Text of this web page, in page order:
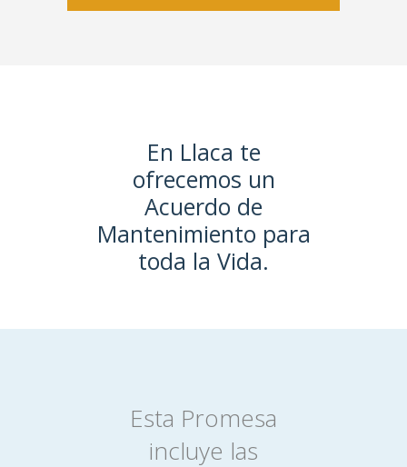
En Llaca te
ofrecemos un
Acuerdo de
Mantenimiento para
toda la Vida.
Esta Promesa
incluye las